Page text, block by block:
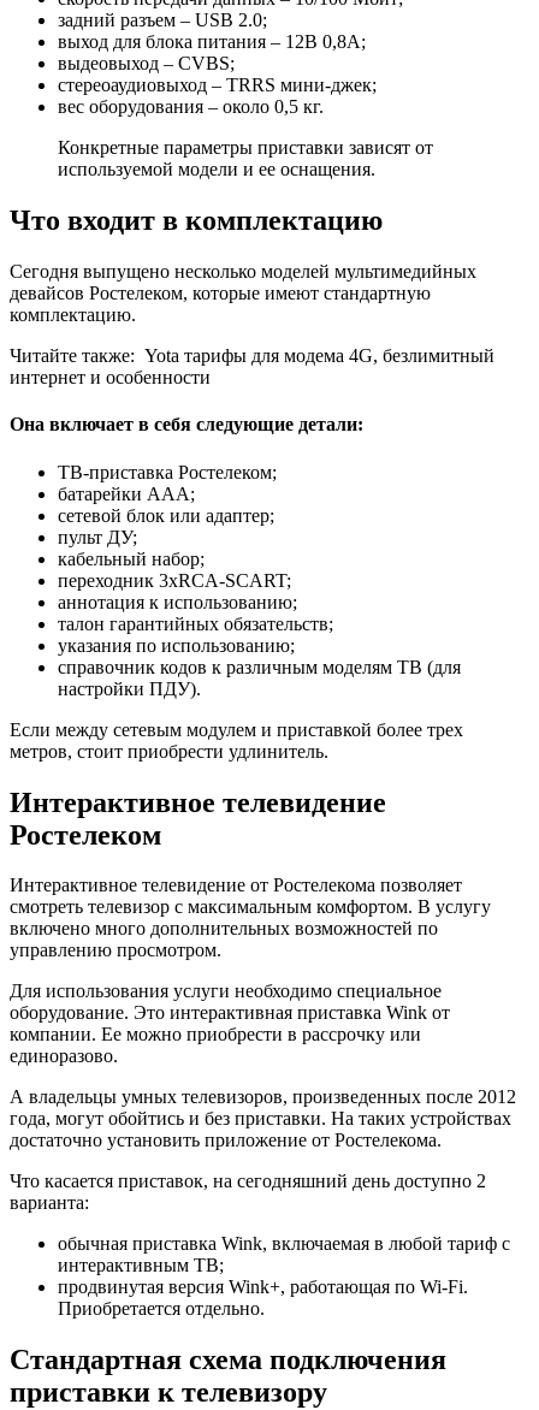
задний разъем – USB 2.0;
выход для блока питания – 12В 0,8А;
выдеовыход – CVBS;
стереоаудиовыход – TRRS мини-джек;
вес оборудования – около 0,5 кг.
Конкретные параметры приставки зависят от
используемой модели и ее оснащения.
Что входит в комплектацию
Сегодня выпущено несколько моделей мультимедийных
девайсов Ростелеком, которые имеют стандартную
комплектацию.
Читайте также: Yota тарифы для модема 4G, безлимитный
интернет и особенности
Она включает в себя следующие детали:
ТВ-приставка Ростелеком;
батарейки ААА;
сетевой блок или адаптер;
пульт ДУ;
кабельный набор;
переходник 3xRCA-SCART;
аннотация к использованию;
талон гарантийных обязательств;
указания по использованию;
справочник кодов к различным моделям ТВ (для
настройки ПДУ).
Если между сетевым модулем и приставкой более трех
метров, стоит приобрести удлинитель.
Интерактивное телевидение
Ростелеком
Интерактивное телевидение от Ростелекома позволяет
смотреть телевизор с максимальным комфортом. В услугу
включено много дополнительных возможностей по
управлению просмотром.
Для использования услуги необходимо специальное
оборудование. Это интерактивная приставка Wink от
компании. Ее можно приобрести в рассрочку или
единоразово.
А владельцы умных телевизоров, произведенных после 2012
года, могут обойтись и без приставки. На таких устройствах
достаточно установить приложение от Ростелекома.
Что касается приставок, на сегодняшний день доступно 2
варианта:
обычная приставка Wink, включаемая в любой тариф с
интерактивным ТВ;
продвинутая версия Wink+, работающая по Wi-Fi.
Приобретается отдельно.
Стандартная схема подключения
приставки к телевизору